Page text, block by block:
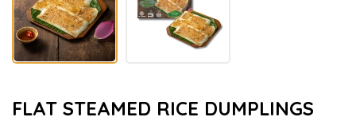
FLAT STEAMED RICE DUMPLINGS